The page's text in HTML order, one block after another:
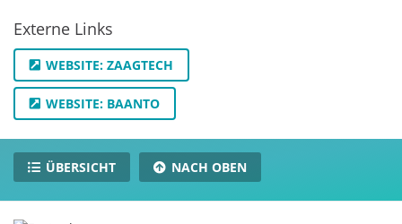
Externe Links
WEBSITE: ZAAGTECH
WEBSITE: BAANTO
ÜBERSICHT NACH OBEN